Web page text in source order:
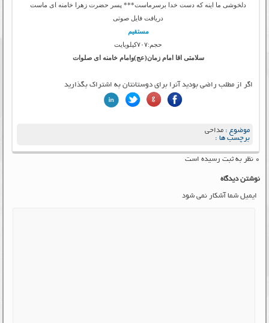
دلخوشی ما اینه که دست خدا برسرماست*** پسر حضرت زهرا خامنه ای ماست
دریافت فایل صوتی
مستقیم
حجم:۷۰۷کیلوبایت
سلامتی اقا امام زمان(عج)وامام خامنه ای صلوات
اگر از مطلب راضی بودید آنرا برای دوستانتان به اشتراک بگذارید
موضوع :مداحی
برچسب ها :
۰ نظر به ثبت رسیده است
نوشتن دیدگاه
ایمیل شما آشکار نمی شود